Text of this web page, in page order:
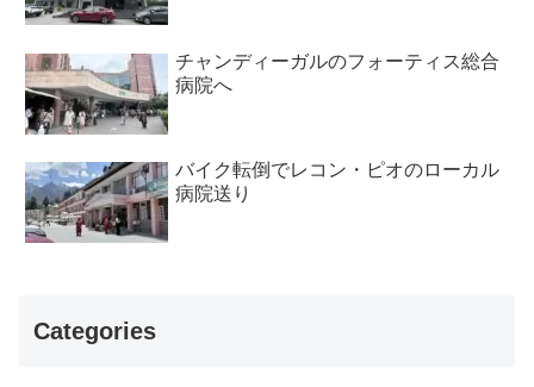
チャンディーガルのフォーティス総合
病院へ
バイク転倒でレコン・ピオのローカル
病院送り
Categories